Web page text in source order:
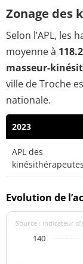
Zonage des
Selon l’APL, les
moyenne à
masseur-
ville de Troche
nationale.
2023
APL des
kinésithérapeutes
Evolution de
Source : indicateur
140